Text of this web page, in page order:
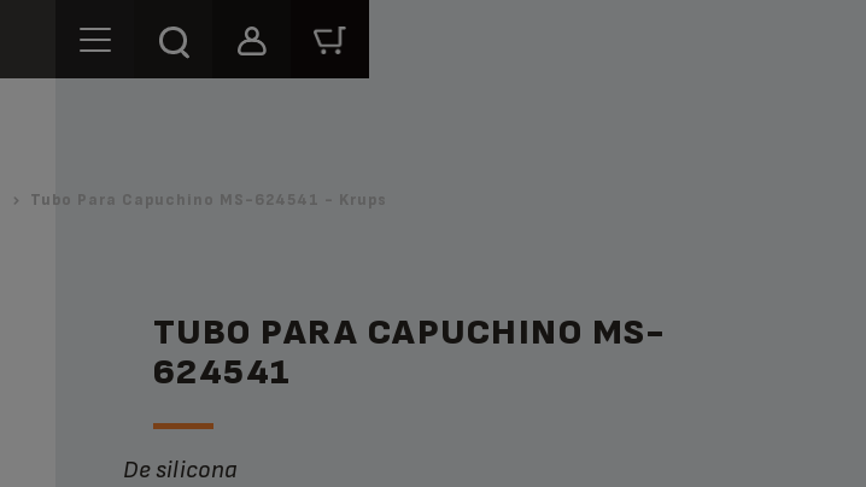
Tubo Para Capuchino MS-624541 - Krups
TUBO PARA CAPUCHINO MS-
624541
De silicona